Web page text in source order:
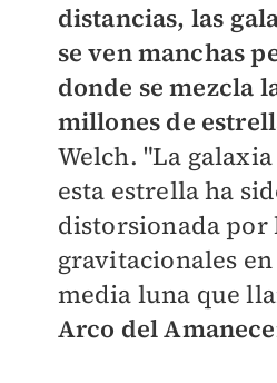
distancias, las
se ven manchas
donde se mezcla
millones de
Welch. "La
esta estrella ha
distorsionada por
gravitacionales
media luna que
Arco del